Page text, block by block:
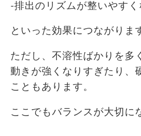
-排出のリズムが整いやすく
といった効果につながりま
ただし、不溶性ばかりを多
動きが強くなりすぎたり、
こともあります。
ここでもバランスが大切に